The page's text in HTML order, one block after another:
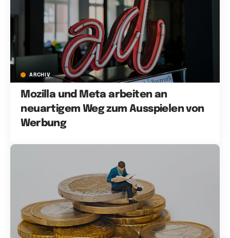
ARCHIV
Mozilla und Meta arbeiten an
neuartigem Weg zum Ausspielen von
Werbung